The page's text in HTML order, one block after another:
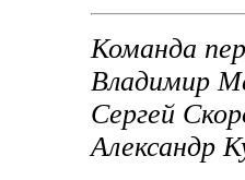
Команда
Владимир
Сергей
Александр